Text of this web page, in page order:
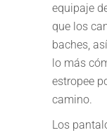
equipaje
que los
baches,
lo más
estropee
camino.
Los